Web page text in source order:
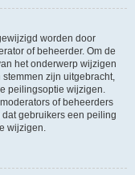
worden door
of beheerder. Om de
het onderwerp wijzigen
zijn uitgebracht,
peilingsoptie wijzigen.
of beheerders
gebruikers een peiling
wijzigen.